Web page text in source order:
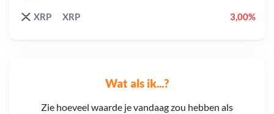
Wat als ik...?
Zie hoeveel waarde je vandaag zou hebben als
XRP XRP 3,00%